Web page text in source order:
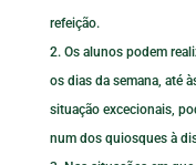
refeição.
Os alunos podem
os dias da semana, até
situação excecionais,
num dos quiosques à